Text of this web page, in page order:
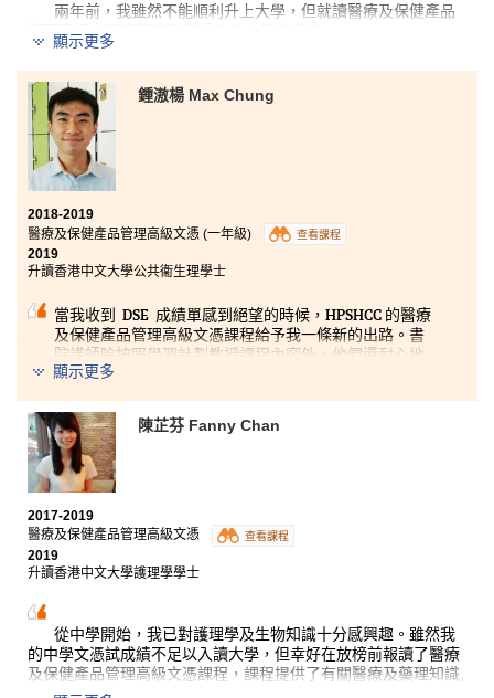
兩年前，我雖然不能順利升上大學，但就讀醫療及保健產品
管理高級文憑課程讓我獲得進入大學的資格。
這個課程內容包括解剖生理學、病理生理學和藥物使用等實用的
知識，其中部分學科更可以讓我在申請大學課程時獲得學分豁
免。此外，老師們在教學上用心教導我們各種研究方法並讓我們
進行實驗，及到訪不同企業了解行業運作。
在申請大學方面，課程主任給了我非常大的幫助。他為我們安排
各種的體驗式學習機會，例如本地實習和暑期遊學團。此外，我
在不同的講座上了解到多元的升學途徑。當我有疑問時，又可以
找到老師和課程主任諮詢。他們經驗豐富，能隨時為我提供充足
的資訊。
我非常感謝這個書院所有教導過我的老師們。
顯示更多
鍾滶楊 Max Chung
2018-2019
醫療及保健產品管理高級文憑 (一年級)
查看課程
2019
升讀香港中文大學公共衞生理學士
當我收到 DSE 成績單感到絕望的時候，HPSHCC 的醫療
及保健產品管理高級文憑課程給予我一條新的出路。書
院講師除按照學習計劃教授課程內容外，他們還耐心地
為我們提供了大學模式的學習環境和豐富知識，如解剖
同學參與海外和暑期實習機會，如到深圳大學和台中中
山醫科大學進行護理、職業治療、以及放射治療等不同
相關領域的交流，讓學生更了解將來的發展道路，並為
未來的職業生涯作好規劃及準備。除了學習，多元化的
活動更給予我不同的學習體驗。我很高興加入了 V-
circle 志願服務團隊和學生大使，令我走出安舒區，有
機會認識不同的新朋友及參與書院和社區工作。
顯示更多
陳芷芬 Fanny Chan
2017-2019
醫療及保健產品管理高級文憑
查看課程
2019
升讀香港中文大學護理學學士
從中學開始，我已對護理學及生物知識十分感興趣。雖然我
的中學文憑試成績不足以入讀大學，但幸好在放榜前報讀了醫療
及保健產品管理高級文憑課程，課程提供了有關醫療及藥理知識,
為我將來升學打好基礎。導師亦樂意為我們解答學術的疑問, 故